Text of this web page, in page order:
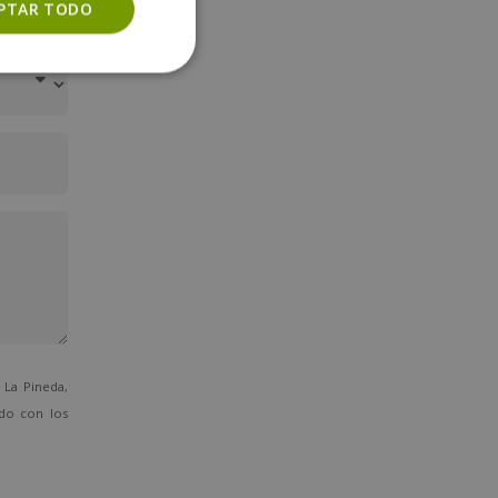
La Pineda,
con los
TODO